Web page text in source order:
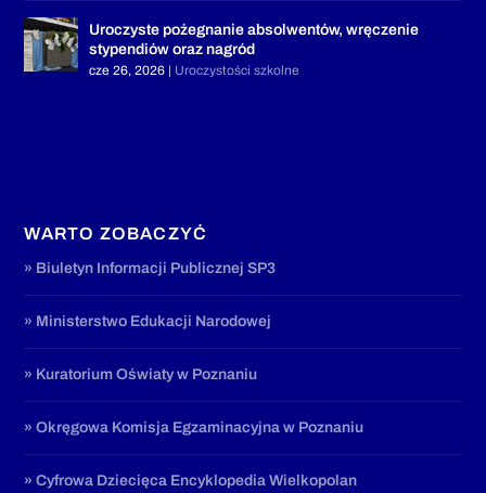
Uroczyste pożegnanie absolwentów, wręczenie
stypendiów oraz nagród
cze 26, 2026 | Uroczystości szkolne
WARTO ZOBACZYĆ
» Biuletyn Informacji Publicznej SP3
» Ministerstwo Edukacji Narodowej
» Kuratorium Oświaty w Poznaniu
» Okręgowa Komisja Egzaminacyjna w Poznaniu
» Cyfrowa Dziecięca Encyklopedia Wielkopolan